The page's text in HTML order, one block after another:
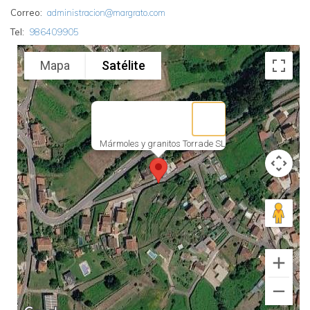
Correo
administracion@margrato.com
Tel
986409905
Mármoles y granitos Torrade SL
Mapa Satélite